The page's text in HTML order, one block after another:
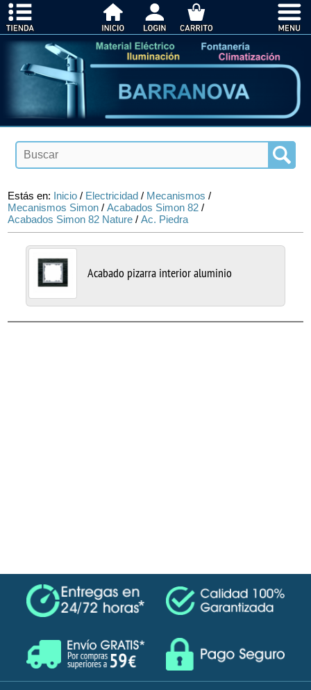
Estás en: Inicio / Electricidad / Mecanismos /
Mecanismos Simon /Acabados Simon 82 /
Acabados Simon 82 Nature /Ac. Piedra
Acabado pizarra interior aluminio